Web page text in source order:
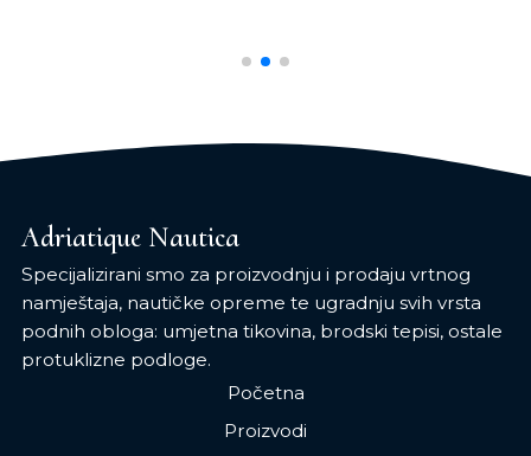
Adriatique Nautica
Specijalizirani smo za proizvodnju i prodaju vrtnog
namještaja, nautičke opreme te ugradnju svih vrsta
podnih obloga: umjetna tikovina, brodski tepisi, ostale
protuklizne podloge.
Početna
Proizvodi